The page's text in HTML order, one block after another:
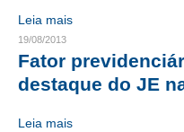
REVISÃO DE
FGTS EXPURGOS
Leia mais
19/08/2013
Fator
destaque do JE
Leia mais